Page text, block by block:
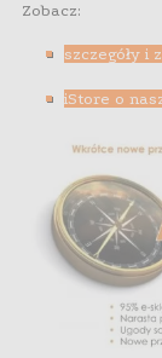
Zobacz:
szczegóły i
iStore o